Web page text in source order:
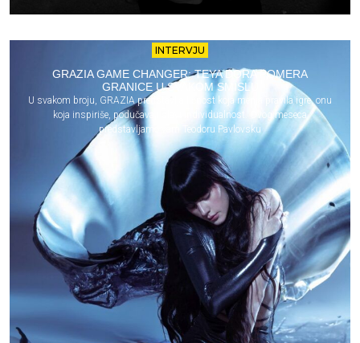
INTERVJU
GRAZIA GAME CHANGER: TEYA DORA POMERA
GRANICE U SVAKOM SMISLU
U svakom broju, GRAZIA predstavlja ličnost koja menja pravila igre, onu
koja inspiriše, podučava i slavi individualnost. Ovog meseca
predstavljamo vam Teodoru Pavlovsku